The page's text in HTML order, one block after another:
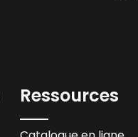
Ressources